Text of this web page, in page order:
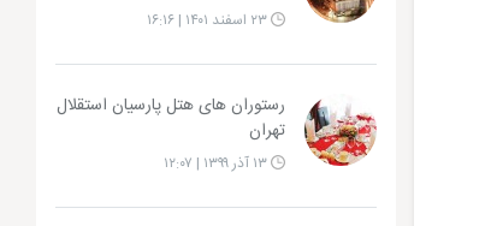
۲۳ اسفند ۱۴۰۱ | ۱۶:۱۶
رستوران های هتل پارسیان استقلال
تهران
۱۳ آذر ۱۳۹۹ | ۱۲:۰۷